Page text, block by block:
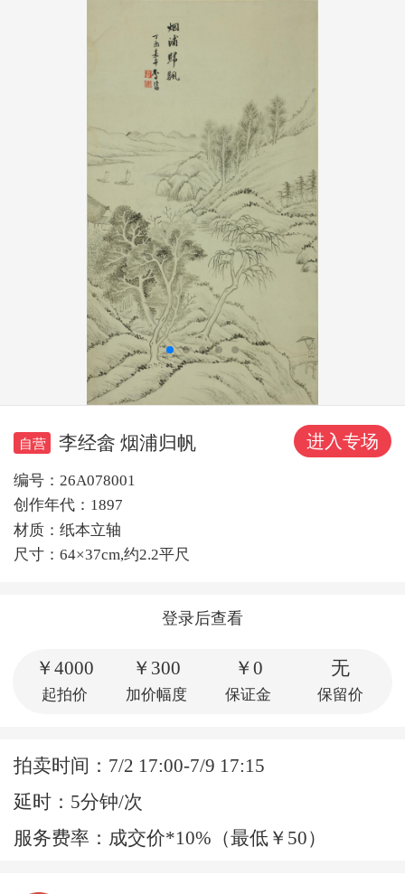
自营 李经畲 烟浦归帆 进入专场
编号：26A078001
创作年代：1897
材质：纸本立轴
尺寸：64×37cm,约2.2平尺
登录后查看
￥4000
起拍价
￥300
加价幅度
￥0
保证金
无
保留价
拍卖时间：7/2 17:00-7/9 17:15
延时：5分钟/次
服务费率：成交价*10%（最低￥50）